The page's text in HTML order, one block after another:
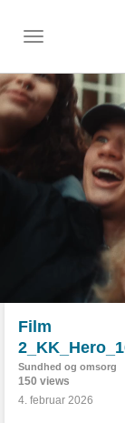
Toggle
Film
Sundhed og omsorg
150 views
4. februar 2026